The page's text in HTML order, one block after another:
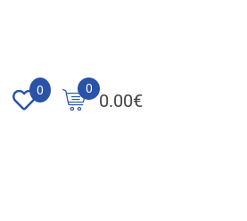
0.00€
0
0